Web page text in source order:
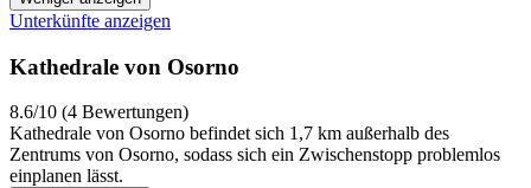
Unterkünfte anzeigen
Kathedrale von Osorno
8.6/10 (4 Bewertungen)
Kathedrale von Osorno befindet sich 1,7 km außerhalb des
Zentrums von Osorno, sodass sich ein Zwischenstopp problemlos
einplanen lässt.